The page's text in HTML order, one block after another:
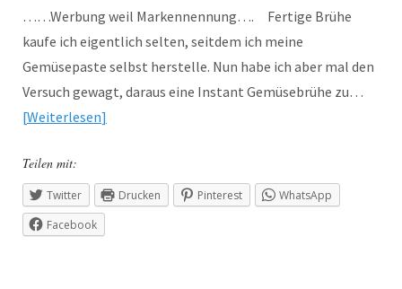
……Werbung weil Markennennung…. Fertige Brühe
kaufe ich eigentlich selten, seitdem ich meine
Gemüsepaste selbst herstelle. Nun habe ich aber mal den
Versuch gewagt, daraus eine Instant Gemüsebrühe zu…
Weiterlesen
Teilen mit:
Twitter Drucken Pinterest
WhatsApp
Facebook